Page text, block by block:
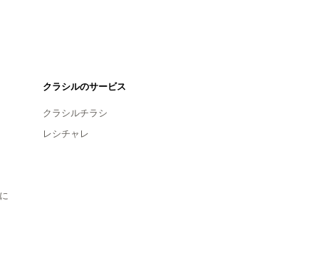
クラシルのサービス
クラシルチラシ
レシチャレ